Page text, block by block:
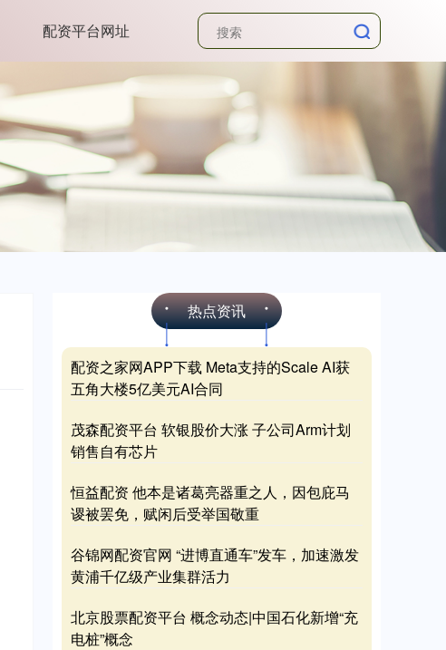
配资平台网址
热点资讯
配资之家网APP下载 Meta支持的Scale AI获
五角大楼5亿美元AI合同
茂森配资平台 软银股价大涨 子公司Arm计划
销售自有芯片
恒益配资 他本是诸葛亮器重之人，因包庇马
谡被罢免，赋闲后受举国敬重
谷锦网配资官网 “进博直通车”发车，加速激发
黄浦千亿级产业集群活力
北京股票配资平台 概念动态|中国石化新增“充
电桩”概念